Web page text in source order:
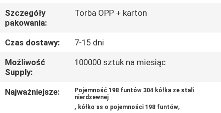
KONTROLA
JAKOŚCI
SKONTAKTUJ
SIĘ
Z
Szczegóły
pakowania:
Torba OPP + karton
Czas dostawy:
7-15 dni
Możliwość
Supply:
100000 sztuk na miesiąc
Najważniejsze:
Pojemność 198 funtów 304 kółka ze stali
nierdzewnej
, kółko ss o pojemności 198 funtów,